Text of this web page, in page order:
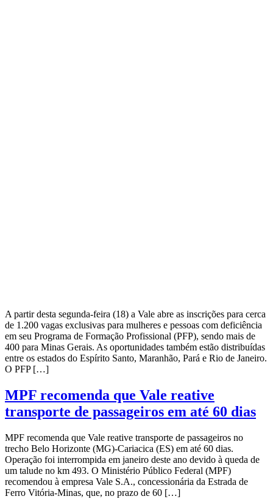
A partir desta segunda-feira (18) a Vale abre as inscrições para cerca
de 1.200 vagas exclusivas para mulheres e pessoas com deficiência
em seu Programa de Formação Profissional (PFP), sendo mais de
400 para Minas Gerais. As oportunidades também estão distribuídas
entre os estados do Espírito Santo, Maranhão, Pará e Rio de Janeiro.
O PFP […]
MPF recomenda que Vale reative
transporte de passageiros em até 60 dias
MPF recomenda que Vale reative transporte de passageiros no
trecho Belo Horizonte (MG)-Cariacica (ES) em até 60 dias.
Operação foi interrompida em janeiro deste ano devido à queda de
um talude no km 493. O Ministério Público Federal (MPF)
recomendou à empresa Vale S.A., concessionária da Estrada de
Ferro Vitória-Minas, que, no prazo de 60 […]